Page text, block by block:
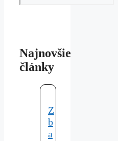
Najnovšie
články
Z
b
a